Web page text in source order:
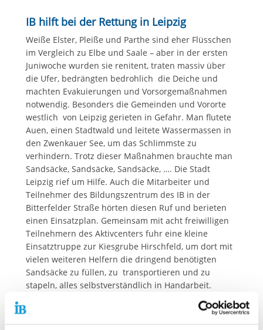
IB hilft bei der Rettung in Leipzig
Weiße Elster, Pleiße und Parthe sind eher Flüsschen
im Vergleich zu Elbe und Saale – aber in der ersten
Juniwoche wurden sie renitent, traten massiv über
die Ufer, bedrängten bedrohlich die Deiche und
machten Evakuierungen und Vorsorgemaßnahmen
notwendig. Besonders die Gemeinden und Vororte
westlich von Leipzig gerieten in Gefahr. Man flutete
Auen, einen Stadtwald und leitete Wassermassen in
den Zwenkauer See, um das Schlimmste zu
verhindern. Trotz dieser Maßnahmen brauchte man
Sandsäcke, Sandsäcke, Sandsäcke, …. Die Stadt
Leipzig rief um Hilfe. Auch die Mitarbeiter und
Teilnehmer des Bildungszentrum des IB in der
Bitterfelder Straße hörten diesen Ruf und berieten
einen Einsatzplan. Gemeinsam mit acht freiwilligen
Teilnehmern des Aktivcenters fuhr eine kleine
Einsatztruppe zur Kiesgrube Hirschfeld, um dort mit
vielen weiteren Helfern die dringend benötigten
Sandsäcke zu füllen, zu transportieren und zu
stapeln, alles selbstverständlich in Handarbeit.
Abgesehen von einem kleinen Mittagsimbiss wurde
diese Aufgabe sechs Stunden am Stück mit großem
körperlichen Einsatz bewältigt. Zur Seite standen